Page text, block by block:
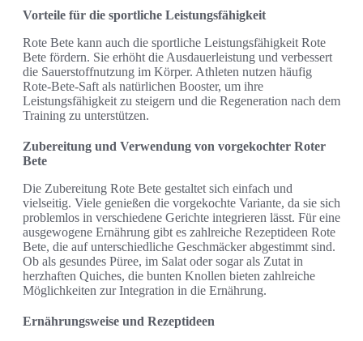
Vorteile für die sportliche Leistungsfähigkeit
Rote Bete kann auch die sportliche Leistungsfähigkeit Rote
Bete fördern. Sie erhöht die Ausdauerleistung und verbessert
die Sauerstoffnutzung im Körper. Athleten nutzen häufig
Rote-Bete-Saft als natürlichen Booster, um ihre
Leistungsfähigkeit zu steigern und die Regeneration nach dem
Training zu unterstützen.
Zubereitung und Verwendung von vorgekochter Roter
Bete
Die Zubereitung Rote Bete gestaltet sich einfach und
vielseitig. Viele genießen die vorgekochte Variante, da sie sich
problemlos in verschiedene Gerichte integrieren lässt. Für eine
ausgewogene Ernährung gibt es zahlreiche Rezeptideen Rote
Bete, die auf unterschiedliche Geschmäcker abgestimmt sind.
Ob als gesundes Püree, im Salat oder sogar als Zutat in
herzhaften Quiches, die bunten Knollen bieten zahlreiche
Möglichkeiten zur Integration in die Ernährung.
Ernährungsweise und Rezeptideen